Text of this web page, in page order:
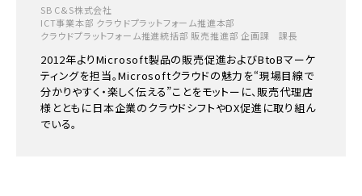
SB C&S株式会社
ICT事業本部 クラウドプラットフォーム推進本部
クラウドプラットフォーム推進統括部 販売推進部 企画課 課長
2012年よりMicrosoft製品の販売促進およびBtoBマーケ
ティングを担当。Microsoftクラウドの魅力を“現場目線で
分かりやすく・楽しく伝える”ことをモットーに、販売代理店
様とともに日本企業のクラウドシフトやDX促進に取り組ん
でいる。